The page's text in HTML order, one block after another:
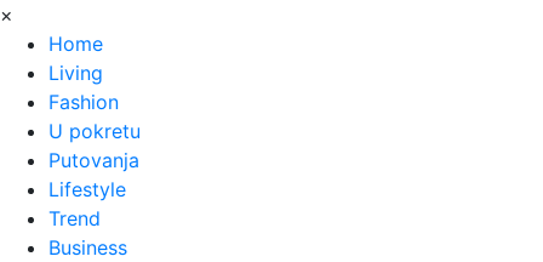
×
Home
Living
Fashion
U pokretu
Putovanja
Lifestyle
Trend
Business